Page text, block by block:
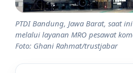
PTDI Bandung, Jawa Barat, saat
melalui layanan MRO pesawat
Foto: Ghani Rahmat/trustjabar